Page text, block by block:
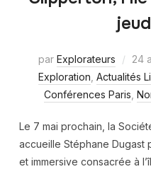
par Explorateurs 24
Exploration Actualités
Conférences Paris
Le 7 mai prochain, la
accueille Stéphane
et immersive consacrée à